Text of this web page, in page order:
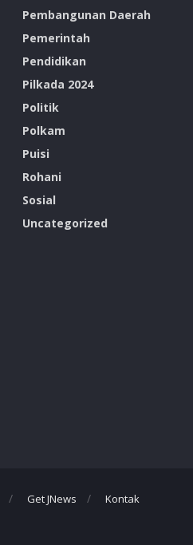
Pembangunan Daerah
Pemerintah
Pendidikan
Pilkada 2024
Politik
Polkam
Puisi
Rohani
Sosial
Uncategorized
Get JNews Kontak